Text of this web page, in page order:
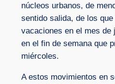
núcleos urbanos, de
sentido salida, de los
vacaciones en el mes de
en el fin de semana que
miércoles.
A estos movimientos en